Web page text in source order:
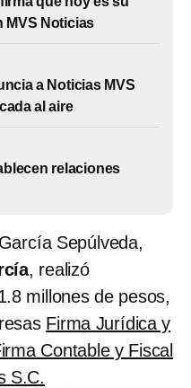
MVS Noticias
a Noticias MVS
al aire
relaciones
Sepúlveda,
, realizó
millones de pesos,
Firma Jurídica y
Contable y Fiscal
S.C.